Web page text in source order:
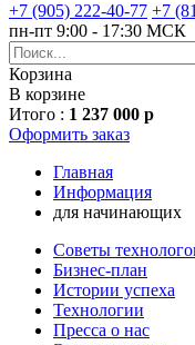
+7 (905) 222-40-77 +7
пн-пт 9:00 - 17:30 МСК
Корзина
В корзине
Итого : 1 237 000 р
Оформить заказ
Главная
Информация
для начинающих
Советы
Бизнес-план
Истории успеха
Технологии
Пресса о нас